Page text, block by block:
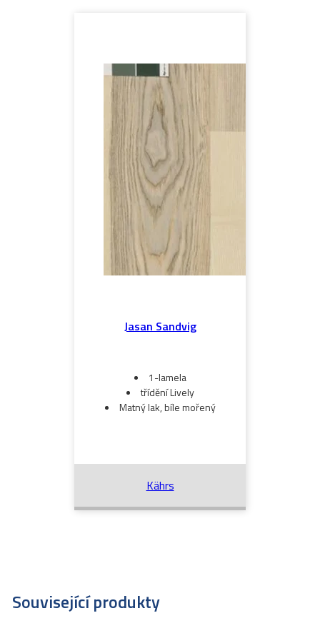
Jasan Sandvig
1-lamela
třídění Lively
Matný lak, bíle mořený
Kährs
Související produkty